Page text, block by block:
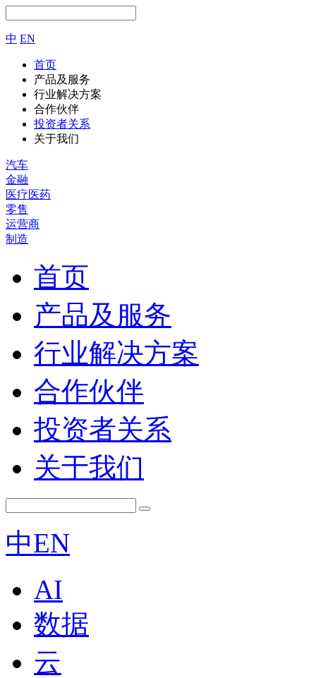
中 EN
首页
产品及服务
行业解决方案
合作伙伴
投资者关系
关于我们
汽车
金融
医疗医药
零售
运营商
制造
首页
产品及服务
行业解决方案
合作伙伴
投资者关系
关于我们
中EN
AI
数据
云